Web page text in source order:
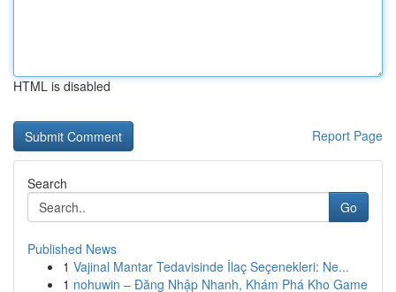
HTML is disabled
Report Page
Search
Go
Published News
1 Vajinal Mantar Tedavisinde İlaç Seçenekleri: Ne...
1 nohuwin – Đăng Nhập Nhanh, Khám Phá Kho Game